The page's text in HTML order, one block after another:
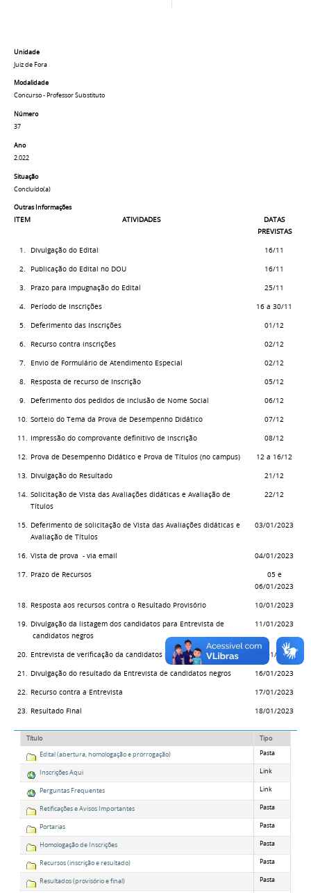
Unidade
Juiz de Fora
Modalidade
Concurso - Professor Substituto
Número
37
Ano
2.022
Situação
Concluído(a)
Outras Informações
ITEM ATIVIDADES
DATAS
PREVISTAS
1. Divulgação do Edital 16/11
2. Publicação do Edital no DOU 16/11
3. Prazo para impugnação do Edital 25/11
4. Período de Inscrições 16 a 30/11
5. Deferimento das Inscrições 01/12
6. Recurso contra inscrições 02/12
7. Envio de Formulário de Atendimento Especial 02/12
8. Resposta de recurso de Inscrição 05/12
9. Deferimento dos pedidos de inclusão de Nome Social 06/12
10. Sorteio do Tema da Prova de Desempenho Didático 07/12
11. Impressão do comprovante definitivo de inscrição 08/12
12. Prova de Desempenho Didático e Prova de Títulos (no campus) 12 a 16/12
13. Divulgação do Resultado 21/12
14. Solicitação de Vista das Avaliações didáticas e Avaliação de
Títulos
22/12
15. Deferimento de solicitação de Vista das Avaliações didáticas e
Avaliação de Títulos
03/01/2023
16. Vista de prova - via email 04/01/2023
17. Prazo de Recursos
05 e
06/01/2023
18. Resposta aos recursos contra o Resultado Provisório 10/01/2023
19. Divulgação da listagem dos candidatos para Entrevista de
candidatos negros
11/01/2023
20. Entrevista de verificação da candidatos negros 13/01/2023
21. Divulgação do resultado da Entrevista de candidatos negros 16/01/2023
22. Recurso contra a Entrevista 17/01/2023
23. Resultado Final 18/01/2023
Título
Tipo
Edital (abertura, homologação e prorrogação)
Pasta
Inscrições Aqui Link
Perguntas Frequentes Link
Retificações e Avisos Importantes Pasta
Portarias Pasta
Homologação de Inscrições Pasta
Recursos (inscrição e resultado) Pasta
Resultados (provisório e final) Pasta